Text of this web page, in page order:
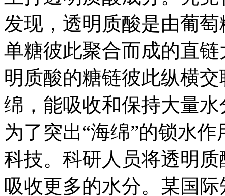
发现，透明质酸是由葡
单糖彼此聚合而成的直
明质酸的糖链彼此纵横
绵，能吸收和保持大量
为了突出“海绵”的锁水
科技。科研人员将透明
吸收更多的水分。某国